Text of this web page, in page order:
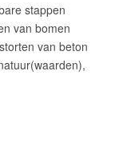
stappen
van bomen
van beton